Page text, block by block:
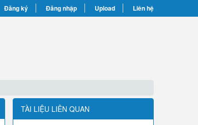
Đăng ký Đăng nhập Upload Liên hệ
TÀI LIỆU LIÊN QUAN